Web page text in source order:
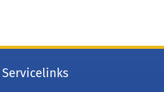
Servicelinks